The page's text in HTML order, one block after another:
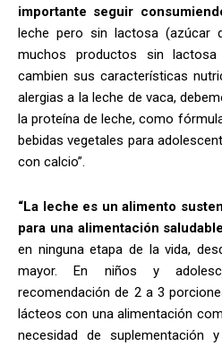
importante seguir
leche pero sin lactosa (azúcar
muchos productos sin
cambien sus características
alergias a la leche de vaca,
la proteína de leche, como
bebidas vegetales para
con calcio”.
“La leche es un alimento
para una alimentación
en ninguna etapa de la vida,
mayor. En niños y
recomendación de 2 a 3
lácteos con una alimentación
necesidad de suplementación